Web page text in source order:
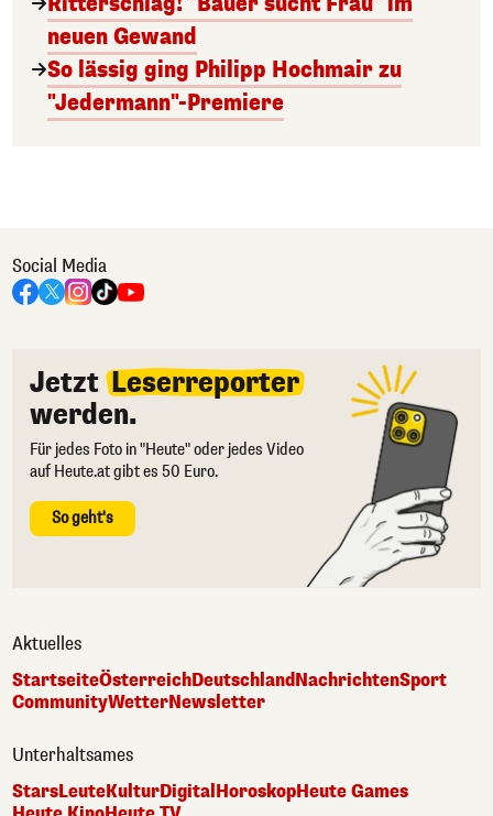
neuen Gewand
So lässig ging Philipp Hochmair zu
"Jedermann"-Premiere
Social Media
Jetzt Leserreporter
werden.
Für jedes Foto in "Heute" oder jedes Video
auf Heute.at gibt es 50 Euro.
So geht's
Aktuelles
StartseiteÖsterreichDeutschlandNachrichtenSport
CommunityWetterNewsletter
Unterhaltsames
StarsLeuteKulturDigital HoroskopHeute Games